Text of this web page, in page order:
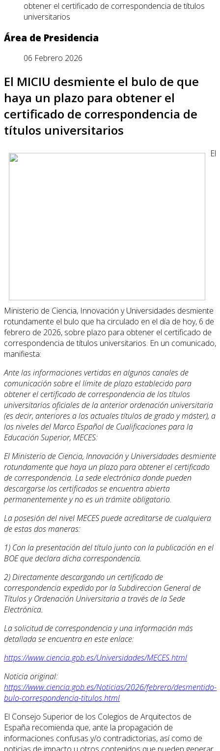
obtener el certificado de correspondencia de títulos
universitarios
Área de Presidencia
06 Febrero 2026
El MICIU desmiente el bulo de que
haya un plazo para obtener el
certificado de correspondencia de
títulos universitarios
El
Ministerio de Ciencia, Innovación y Universidades desmiente
rotundamente el bulo que ha circulado en el día de hoy, 6 de
febrero de 2026, sobre plazo para obtener el certificado de
correspondencia de títulos universitarios. En un comunicado,
manifiesta:
Ante las informaciones vertidas en algunos canales de
comunicación sobre el límite de plazo establecido para
obtener el certificado de correspondencia de los títulos
universitarios oficiales de la anterior ordenación universitaria
(es decir, anteriores a los actuales títulos de grado y máster), a
los niveles del Marco Español de Cualificaciones para la
Educación Superior, MECES:
El Ministerio de Ciencia, Innovación y Universidades desmiente
rotundamente que haya un plazo para obtener el certificado
de correspondencia. La sede electrónica donde pueden
descargarse los certificados se encuentra abierta
permanentemente y no es un trámite obligatorio.
La posesión del nivel MECES puede acreditarse de cualquiera
de estas dos maneras:
1) Con la presentación del título junto con la publicación en el
BOE que declara dicha correspondencia.
2) Directamente descargando un certificado de
correspondencia expedido por la Subdireccion General de
Títulos y Ordenación Universitaria a través de la Sede
Electrónica.
La solicitud de correspondencia y una información más
detallada se encuentra en este enlace:
https://www.ciencia.gob.es/Universidades/MECES.html
Noticia original:
https://www.ciencia.gob.es/Noticias/2026/febrero/desmentido-
bulo-correspondencia-titulos.html
El Consejo Superior de los Colegios de Arquitectos de
España recomienda que, ante la propagación de
informaciones confusas y/o contradictorias, así como de